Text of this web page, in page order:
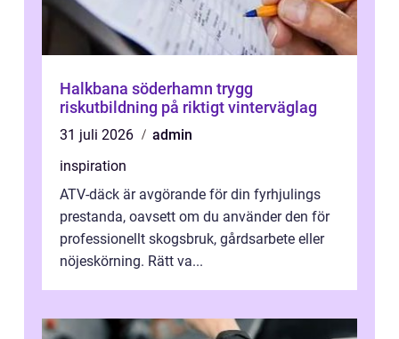
Halkbana söderhamn trygg
riskutbildning på riktigt vinterväglag
31 juli 2026
admin
inspiration
ATV-däck är avgörande för din fyrhjulings
prestanda, oavsett om du använder den för
professionellt skogsbruk, gårdsarbete eller
nöjeskörning. Rätt va...